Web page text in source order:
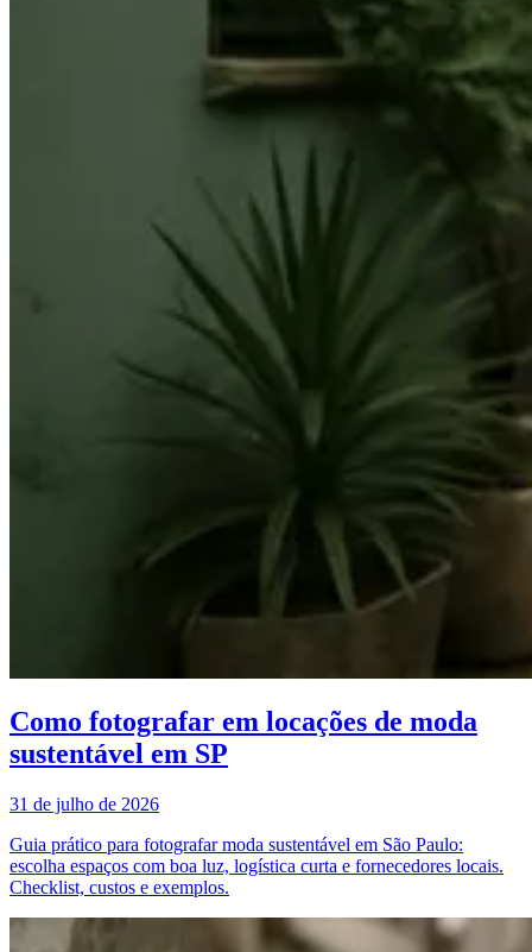
Como fotografar em locações de moda
sustentável em SP
31 de julho de 2026
Guia prático para fotografar moda sustentável em São Paulo:
escolha espaços com boa luz, logística curta e fornecedores locais.
Checklist, custos e exemplos.